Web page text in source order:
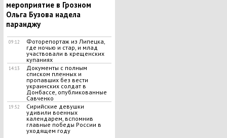
мероприятие в Грозном
Ольга Бузова надела
паранджу
09:12
Фоторепортаж из Липецка,
где ночью и стар, и млад
участвовали в крещенских
купаниях
14:13
Документы с полным
списком пленных и
пропавших без вести
украинских солдат в
Донбассе, опубликованные
Савченко
19:52
Сирийские девушки
удивили военных
календарем, вспомнив
главные победы России в
уходящем году